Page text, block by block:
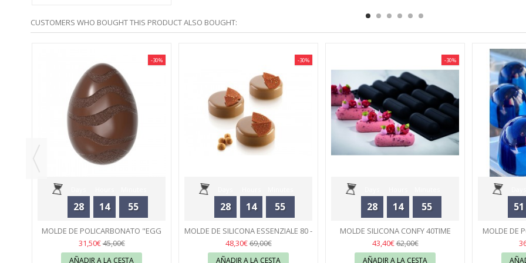
CUSTOMERS WHO BOUGHT THIS PRODUCT ALSO BOUGHT:
28 14 55
34
-30%
MOLDE DE POLICARBONATO "EGG
WITH WAVE PATTERN" CHOCOLATE...
31,50€45,00€
AÑADIR A LA CESTA
28 14 55
34
-30%
MOLDE DE SILICONA ESSENZIALE 80 -
SILIKOMART
48,30€69,00€
AÑADIR A LA CESTA
28 14 55
34
-30%
MOLDE SILICONA CONFY 40TIME
ANTONIO BACHOUR - PAVONI
43,40€62,00€
AÑADIR A LA CESTA
51
MOLDE DE